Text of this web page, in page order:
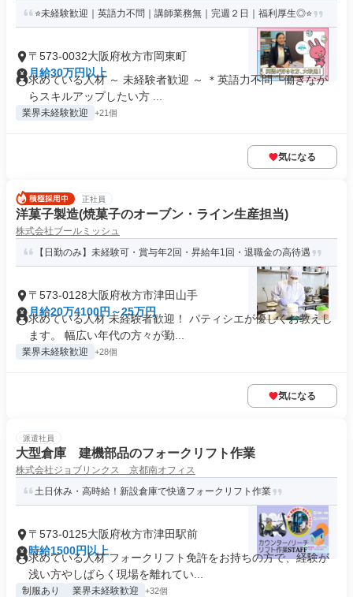
⭐未経験歓迎｜英語力不問｜講師業務無｜完週２日｜福利厚生◎⭐
〒573-0032大阪府枚方市岡東町
月給30万円以上
求めている人材 ～ 未経験者歓迎 ～ ＊英語力不問 └働きなが
らスキルアップしたい方 ...
業界未経験歓迎 +21個
気になる
正社員
洋菓子製造(焼菓子のオーブン・ライン生産担当)
株式会社ブールミッシュ
【日勤のみ】未経験可・賞与年2回・昇給年1回・退職金の高待遇
〒573-0128大阪府枚方市津田山手
月給20万4100円～25万円
求めている人材 未経験者歓迎！ パティシエが優しくお教えし
ます。 幅広い年代の方々が勤...
業界未経験歓迎 +28個
気になる
派遣社員
大型倉庫 建機部品のフォークリフト作業
株式会社ジョブリンクス 京都南オフィス
土日休み・高時給！新設倉庫で快適フォークリフト作業
〒573-0125大阪府枚方市津田駅前
時給1500円以上
求めている人材 フォークリフト免許をお持ちの方で、経験が
浅い方やしばらく現場を離れてい...
制服あり 業界未経験歓迎 +32個